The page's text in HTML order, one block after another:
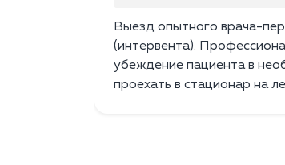
Выезд опытного врача-
(интервента).
убеждение пациента в
проехать в стационар на